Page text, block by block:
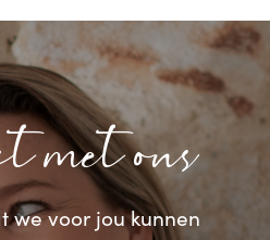
met ons
we voor jou kunnen